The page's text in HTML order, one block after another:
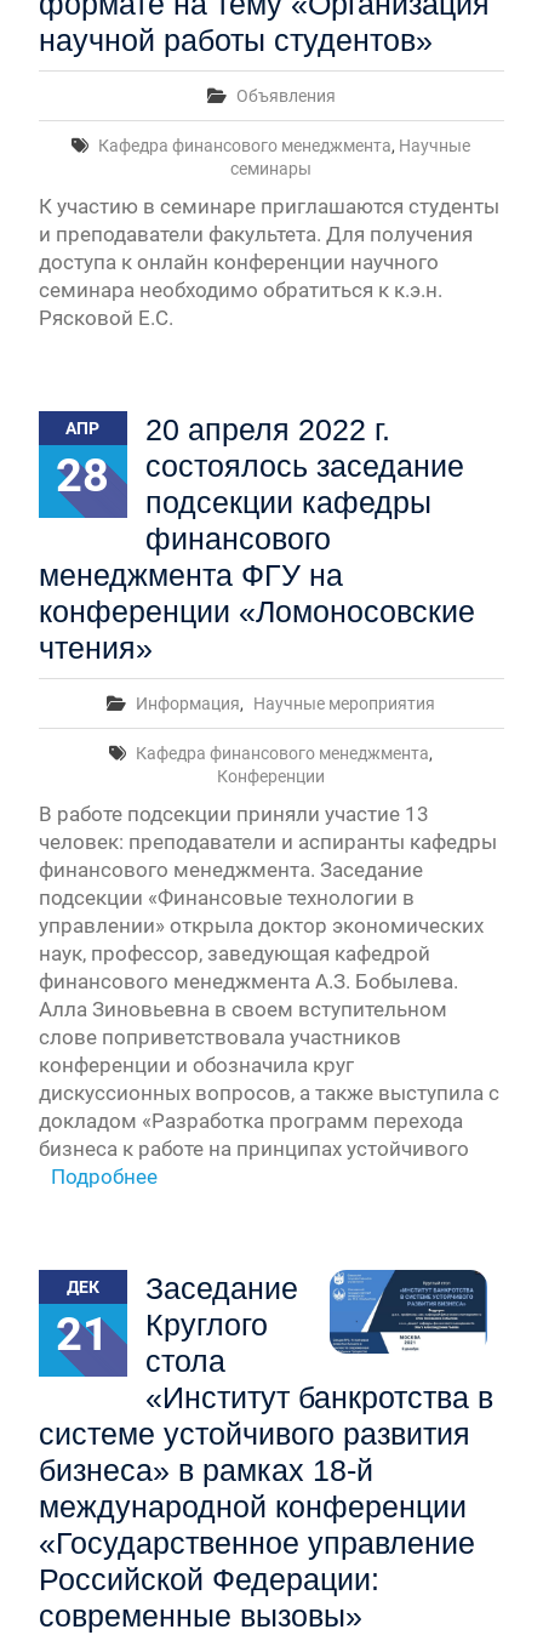
научной работы студентов»
Объявления
Кафедра финансового менеджмента, Научные
семинары
К участию в семинаре приглашаются студенты
и преподаватели факультета. Для получения
доступа к онлайн конференции научного
семинара необходимо обратиться к к.э.н.
Рясковой Е.С.
АПР
28
20 апреля 2022 г.
состоялось заседание
подсекции кафедры
финансового
менеджмента ФГУ на
конференции «Ломоносовские
чтения»
Информация, Научные мероприятия
Кафедра финансового менеджмента,
Конференции
В работе подсекции приняли участие 13
человек: преподаватели и аспиранты кафедры
финансового менеджмента. Заседание
подсекции «Финансовые технологии в
управлении» открыла доктор экономических
наук, профессор, заведующая кафедрой
финансового менеджмента А.З. Бобылева.
Алла Зиновьевна в своем вступительном
слове поприветствовала участников
конференции и обозначила круг
дискуссионных вопросов, а также выступила с
докладом «Разработка программ перехода
бизнеса к работе на принципах устойчивого
Подробнее
ДЕК
21
Заседание
Круглого
стола
«Институт банкротства в
системе устойчивого развития
бизнеса» в рамках 18-й
международной конференции
«Государственное управление
Российской Федерации:
современные вызовы»